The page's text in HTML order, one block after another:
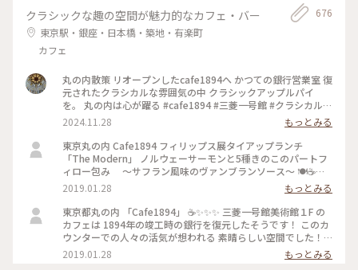
クラシックな趣の空間が魅力的なカフェ・バー
東京駅・銀座・日本橋・築地・有楽町
カフェ
676
丸の内散策 リオープンしたcafe1894へ かつての銀行営業室 復
元されたクラシカルな雰囲気の中 クラシックアップルパイ
を。 丸の内は心が躍る #cafe1894 #三菱一号館 #クラシカルな
街 #丸の内
2024.11.28
もっとみる
東京丸の内 Cafe1894 フィリップス展タイアップランチ
「The Modern」 ノルウェーサーモンと5種きのこのパートフ
ィロー包み ～サフラン風味のヴァンブランソース～ 🍽☕️
✨✨✨ モダンな盛り付け🌾 パイがサクサク 美味しく頂きまし
た！ #東京 #ランチ #お出かけ #丸の内 #三菱一号館美術館
#Cafe1894 #フィリップス・コレクション #タイアップメニュ
ー #冬のごちそう
2019.01.28
もっとみる
東京都丸の内 「Cafe1894」 ☕️✨✨✨ 三菱一号館美術館１F の
カフェは 1894年の竣工時の銀行を復元したそうです！ このカ
ウンターでの人々の活気が想われる 素晴らしい空間でした！
✨✨✨ #東京 #丸の内 #カフェ #三菱一号館美術館 #Cafe1894 #
お出かけ
2019.01.28 もっとみる